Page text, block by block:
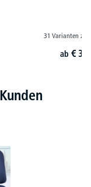
31 Varianten zur
ab€